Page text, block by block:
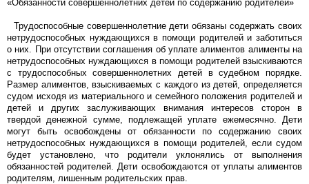
«Обязанности совершеннолетних детей по содержанию родителей»
Трудоспособные совершеннолетние дети обязаны содержать своих
нетрудоспособных нуждающихся в помощи родителей и заботиться
о них. При отсутствии соглашения об уплате алиментов алименты на
нетрудоспособных нуждающихся в помощи родителей взыскиваются
с трудоспособных совершеннолетних детей в судебном порядке.
Размер алиментов, взыскиваемых с каждого из детей, определяется
судом исходя из материального и семейного положения родителей и
детей и других заслуживающих внимания интересов сторон в
твердой денежной сумме, подлежащей уплате ежемесячно. Дети
могут быть освобождены от обязанности по содержанию своих
нетрудоспособных нуждающихся в помощи родителей, если судом
будет установлено, что родители уклонялись от выполнения
обязанностей родителей. Дети освобождаются от уплаты алиментов
родителям, лишенным родительских прав.